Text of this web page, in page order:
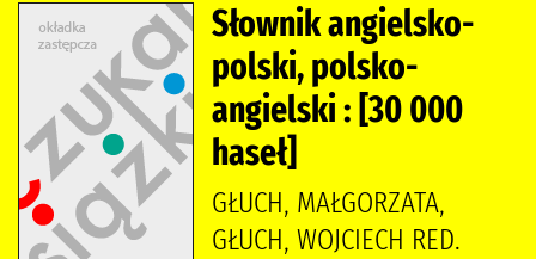
Słownik angielsko-
polski, polsko-
angielski : [30 000
haseł]
GŁUCH, MAŁGORZATA,
GŁUCH, WOJCIECH RED.